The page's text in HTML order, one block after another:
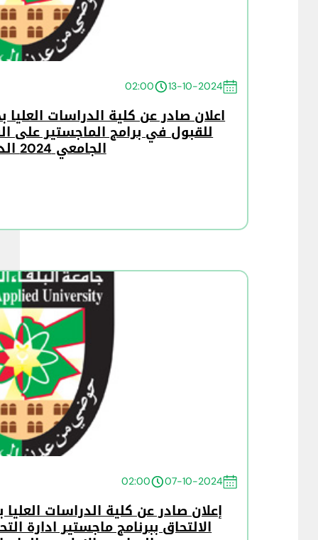
13-10-2024
02:00
اعلان صادر عن كلية الدراسات
للقبول في برامج الماجستير على
الجامعي 2024 الدفعة الرابعة
07-10-2024
02:00
إعلان صادر عن كلية الدراسات
الالتحاق ببرنامج ماجستير ادارة